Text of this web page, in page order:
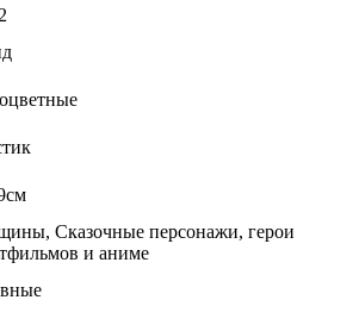
Сказочные персонажи, герои
и аниме